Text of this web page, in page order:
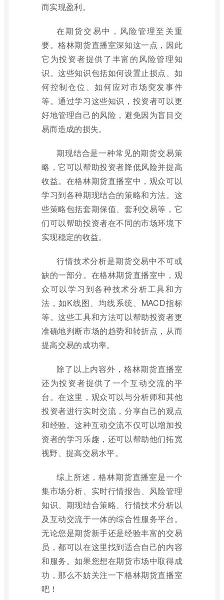
而实现盈利。
在期货交易中，风险管理至关重
要。格林期货直播室深知这一点，因此
它为投资者提供了丰富的风险管理知
识。这些知识包括如何设置止损点、如
何控制仓位、如何应对市场突发事件
等。通过学习这些知识，投资者可以更
好地管理自己的风险，避免因为盲目交
易而造成的损失。
期现结合是一种常见的期货交易策
略，它可以帮助投资者降低风险并提高
收益。在格林期货直播室中，观众可以
学习到各种期现结合的策略和方法。这
些策略包括套期保值、套利交易等，它
们可以帮助投资者在不同的市场环境下
实现稳定的收益。
行情技术分析是期货交易中不可或
缺的一部分。在格林期货直播室中，观
众可以学习到各种技术分析工具和方
法，如K线图、均线系统、MACD指标
等。这些工具和方法可以帮助投资者更
准确地判断市场的趋势和转折点，从而
提高交易的成功率。
除了以上内容外，格林期货直播室
还为投资者提供了一个互动交流的平
台。在这里，观众可以与分析师和其他
投资者进行实时交流，分享自己的观点
和经验。这种互动交流不仅可以增加投
资者的学习乐趣，还可以帮助他们拓宽
视野、提高交易水平。
综上所述，格林期货直播室是一个
集市场分析、实时行情报告、风险管理
知识、期现结合策略、行情技术分析以
及互动交流于一体的综合性服务平台。
无论您是期货新手还是经验丰富的交易
员，都可以在这里找到适合自己的内容
和服务。如果您想在期货市场中取得成
功，那么不妨关注一下格林期货直播室
吧！